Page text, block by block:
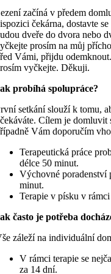
začíná v předem
čekárna, dostavte
dveře do dvora nebo
prosím na můj
Vámi, přijdu
vyčkejte. Děkuji.
probíhá spolupráce?
setkání slouží k tomu,
Cílem je domluvit
Vám doporučím
Terapeutická práce
délce 50 minut.
Výchovné poradenství
minut.
Terapie v písku v
často je potřeba
záleží na individuální
V rámci terapie se
za 14 dní.